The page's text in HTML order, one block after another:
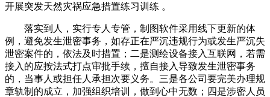
开展突发天然灾祸应急措置练习训练 。
落实到人，实行专人专管，制图软件采用线下更新的体
例，避免发生泄密事务，如存正在严沉违规行为或发生严沉失
泄密案件的，依法及时措置；二是测绘设备接入互联网，若需
接入的应按法式打点审批手续，擅自接入导致发生泄密事务
的，当事人或担任人承担次要义务。三是各公司要完美办理规
章轨制的成立，加强组织培训，做到心中无数；四是涉密人员